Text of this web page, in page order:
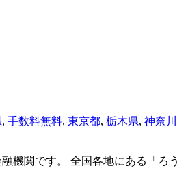
, 手数料無料, 東京都, 栃木県, 神奈川
機関です。 全国各地にある「ろう